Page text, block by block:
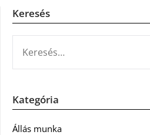
Keresés
Kategória
Állás munka